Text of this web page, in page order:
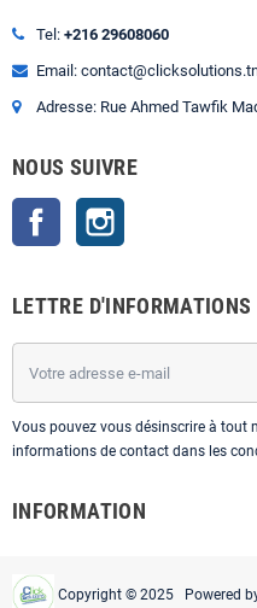
Tel: +216 29608060
Email:
Adresse: Rue Ahmed Tawfik
NOUS SUIVRE
Facebook
LETTRE D'INFORMATIONS
Vous pouvez vous désinscrire à tout
informations de contact dans les
INFORMATION
Copyright © 2025 Powered